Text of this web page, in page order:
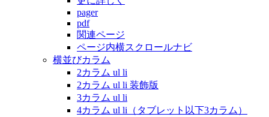
pager
pdf
関連ページ
ページ内横スクロールナビ
横並びカラム
2カラム ul li
2カラム ul li 装飾版
3カラム ul li
4カラム ul li（タブレット以下3カラム）